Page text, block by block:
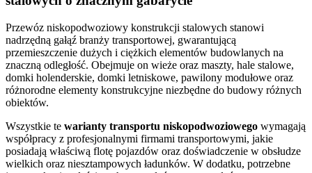
Przewóz niskopodwoziowy konstrukcji stalowych stanowi
nadrzędną gałąź branży transportowej, gwarantującą
przemieszczenie dużych i ciężkich elementów budowlanych na
znaczną odległość. Obejmuje on wieże oraz maszty, hale stalowe,
domki holenderskie, domki letniskowe, pawilony modułowe oraz
różnorodne elementy konstrukcyjne niezbędne do budowy różnych
obiektów.
Wszystkie te warianty transportu niskopodwoziowego wymagają
współpracy z profesjonalnymi firmami transportowymi, jakie
posiadają właściwą flotę pojazdów oraz doświadczenie w obsłudze
wielkich oraz niesztampowych ładunków. W dodatku, potrzebne